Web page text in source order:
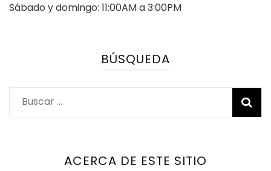
Sábado y domingo: 11:00AM a 3:00PM
BÚSQUEDA
Buscar:
ACERCA DE ESTE SITIO